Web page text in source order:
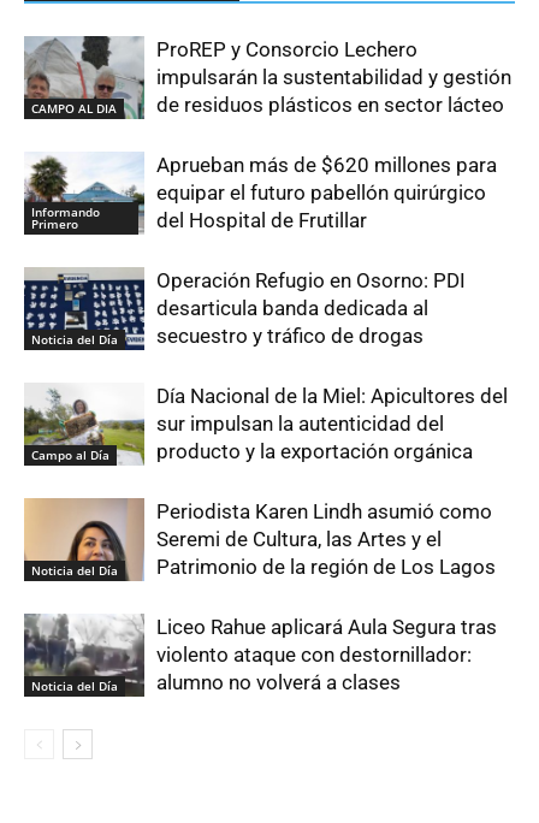
CAMPO AL DIA
ProREP y Consorcio Lechero
impulsarán la sustentabilidad y gestión
de residuos plásticos en sector lácteo
Informando
Primero
Aprueban más de $620 millones para
equipar el futuro pabellón quirúrgico
del Hospital de Frutillar
Noticia del Día
Operación Refugio en Osorno: PDI
desarticula banda dedicada al
secuestro y tráfico de drogas
Campo al Día
Día Nacional de la Miel: Apicultores del
sur impulsan la autenticidad del
producto y la exportación orgánica
Noticia del Día
Periodista Karen Lindh asumió como
Seremi de Cultura, las Artes y el
Patrimonio de la región de Los Lagos
Noticia del Día
Liceo Rahue aplicará Aula Segura tras
violento ataque con destornillador:
alumno no volverá a clases